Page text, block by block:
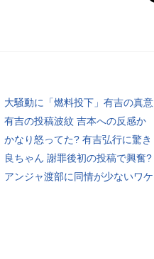
大騒動に「燃料投下」有吉の真意
有吉の投稿波紋 吉本への反感か
かなり怒ってた? 有吉弘行に驚き
良ちゃん 謝罪後初の投稿で興奮?
アンジャ渡部に同情が少ないワケ